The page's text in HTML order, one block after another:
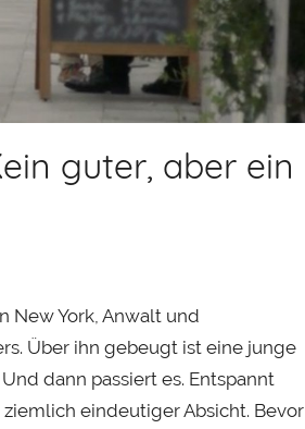
guter, aber ein
New York, Anwalt und
Über ihn gebeugt ist eine junge
dann passiert es. Entspannt
eindeutiger Absicht. Bevor